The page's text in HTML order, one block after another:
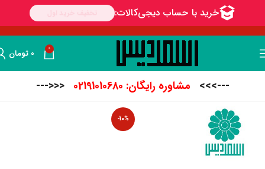
0 ۰ تومان
--->>> مشاوره رایگان: 02191010680 <<<---
-10%